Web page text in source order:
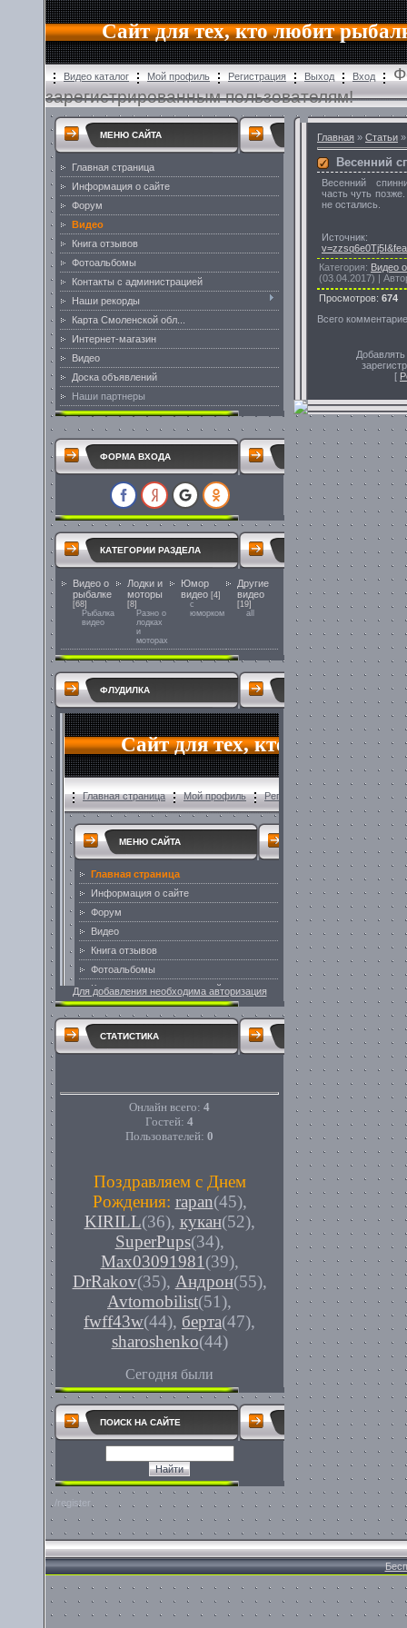
Сайт для тех, кто любит
Видео каталог Мой профиль Регистрация Выход Вход
зарегистрированным пользователям!
МЕНЮ САЙТА
Главная страница
Информация о сайте
Форум
Видео
Книга отзывов
Фотоальбомы
Контакты с администрацией
Наши рекорды
Карта Смоленской обл...
Интернет-магазин
Видео
Доска объявлений
Наши партнеры
ФОРМА ВХОДА
КАТЕГОРИИ РАЗДЕЛА
Видео о
рыбалке
[68]
Рыбалка
видео
Лодки и
моторы
[8]
Разно о
лодках
и
моторах
Юмор
видео [4]
с
юморком
Другие
видео
[19]
all
ФЛУДИЛКА
Для добавления необходима авторизация
СТАТИСТИКА
Онлайн всего: 4
Гостей: 4
Пользователей: 0
Поздравляем с Днем
Рождения: rapan(45),
KIRILL(36), кукан(52),
SuperPups(34),
Max03091981 (39),
DrRakov(35), Андрон(55),
Avtomobilist(51),
fwff43w(44), берта(47),
sharoshenko(44)
Сегодня были
ПОИСК НА САЙТЕ
/register
Главная » Статьи
Весенний
Весенний
часть чуть
не остались.
Источник
Категория: Видео
(03.04.2017) |
Просмотров: 674
Всего
[